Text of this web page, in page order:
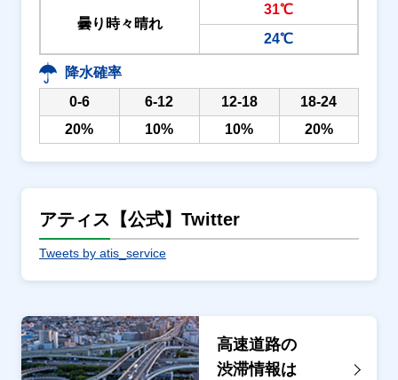
曇り時々晴れ
31℃
24℃
降水確率
0-6
6-12 12-18
18-24
20%
10% 10% 20%
アティス【公式】Twitter
Tweets by atis_service
高速道路の
渋滞情報は